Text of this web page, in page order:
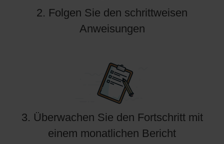
2. Folgen Sie den schrittweisen
Anweisungen
3. Überwachen Sie den Fortschritt mit
einem monatlichen Bericht